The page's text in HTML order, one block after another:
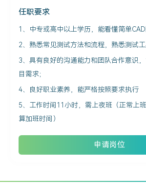
任职要求
1、中专或高中以上学历，能看懂简单
2、熟悉常见测试方法和流程，熟悉测试工
3、具有良好的沟通能力和团队合作意识
目需求；
4、良好职业素养，能严格按照要求执行
5、工作时间11小时，需上夜班（正常上
算加班时间）
申请岗位